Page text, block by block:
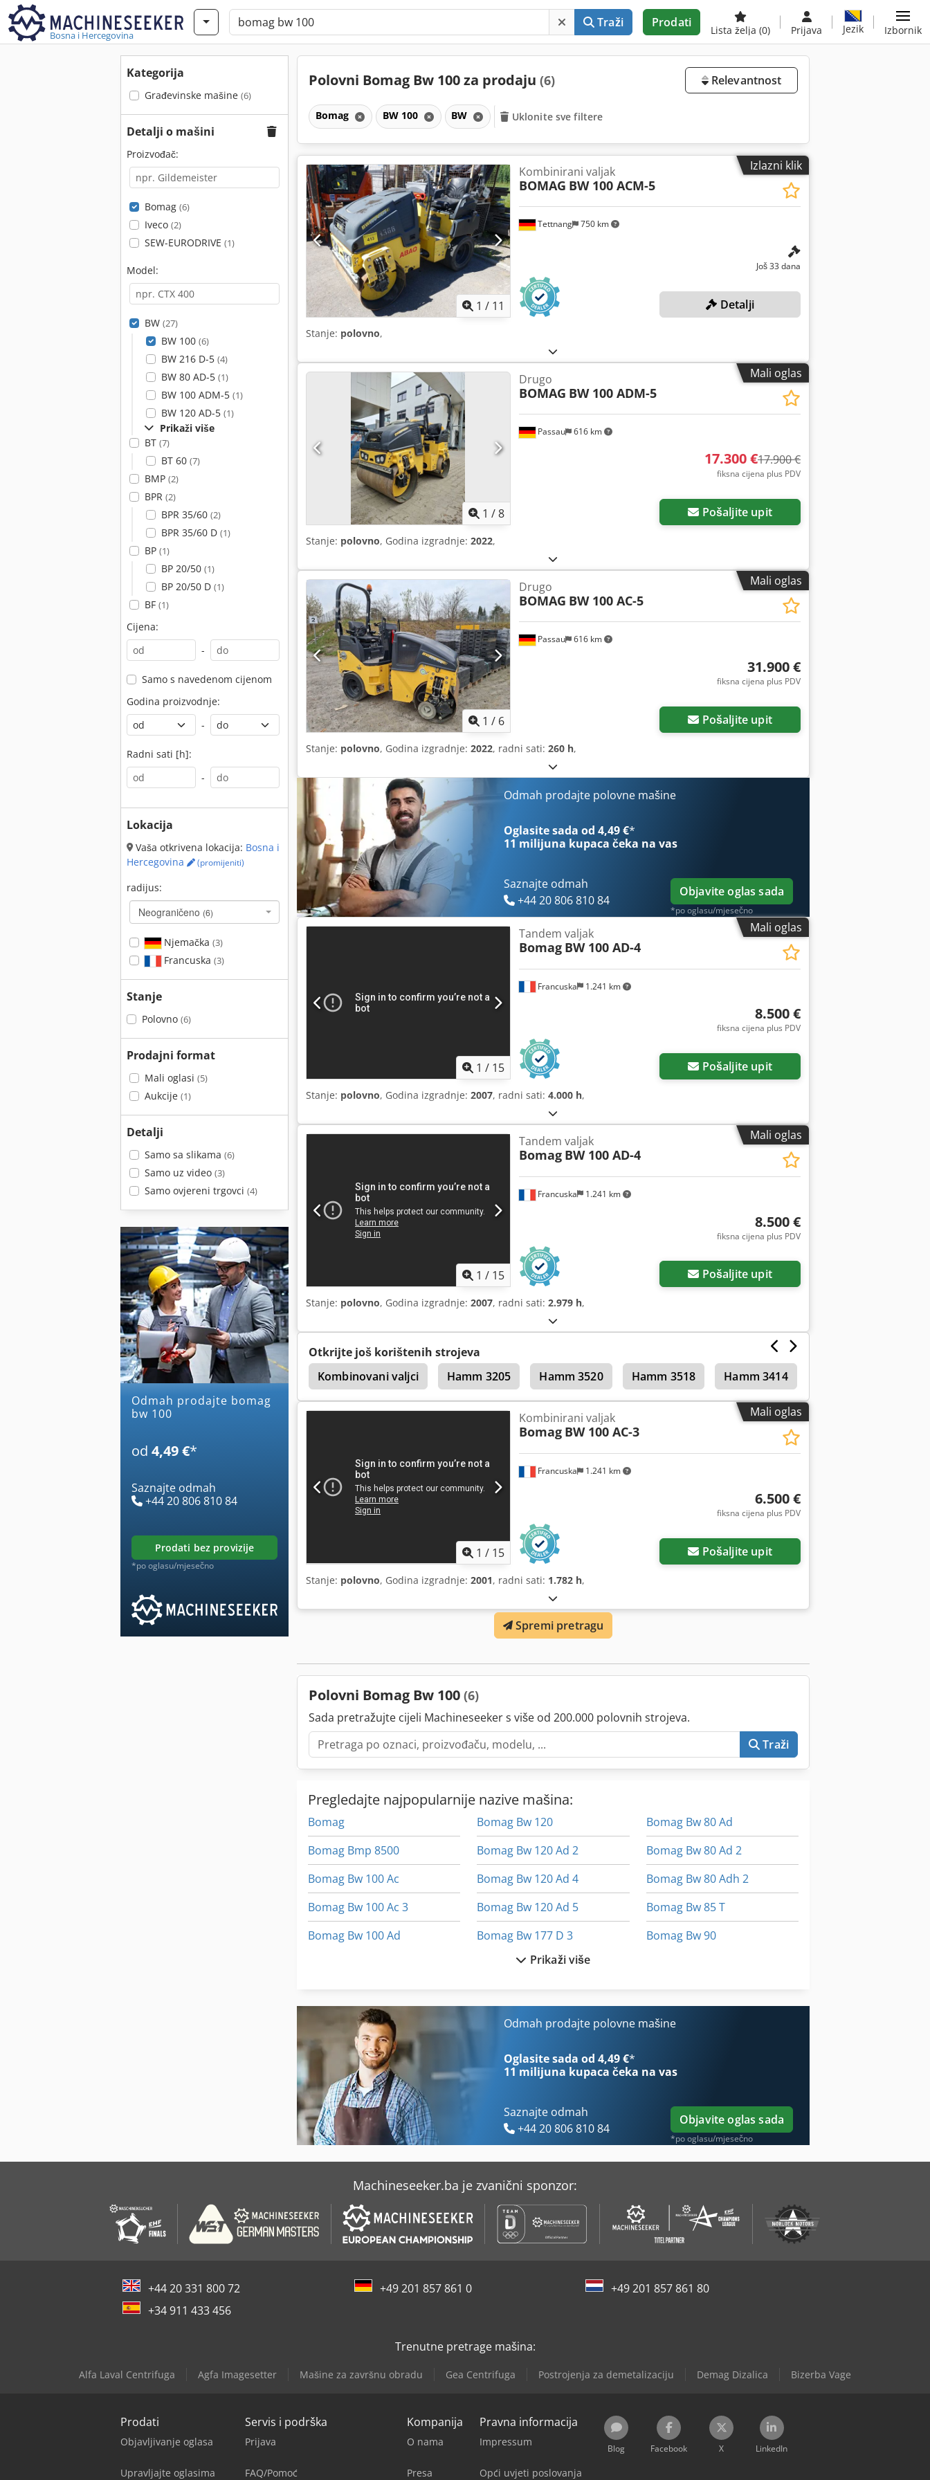
Bosna i Hercegovina
Traži Prodati
Lista želja (0) Prijava Jezik Izbornik
Kategorija
Građevinske mašine (6)
Detalji o mašini
Proizvođač:
Bomag (6)
Iveco (2)
SEW-EURODRIVE (1)
Model:
BW (27)
BW 100 (6)
BW 216 D-5 (4)
BW 80 AD-5 (1)
BW 100 ADM-5 (1)
BW 120 AD-5 (1)
Prikaži više
BT (7)
BT 60 (7)
BMP (2)
BPR (2)
BPR 35/60 (2)
BPR 35/60 D (1)
BP (1)
BP 20/50 (1)
BP 20/50 D (1)
BF (1)
Cijena:
-
Samo s navedenom cijenom
Godina proizvodnje:
-
Radni sati [h]:
-
Lokacija
Vaša otkrivena lokacija: Bosna i
Hercegovina
(promijeniti)
radijus:
Neograničeno (6)
Njemačka (3)
Francuska (3)
Stanje
Polovno (6)
Prodajni format
Mali oglasi (5)
Aukcije (1)
Detalji
Samo sa slikama (6)
Samo uz video (3)
Samo ovjereni trgovci (4)
Odmah prodajte bomag
bw 100
od 4,49 €*
Saznajte odmah
+44 20 806 810 84
prodati bez provizije
*po oglasu/mjesečno
Polovni Bomag Bw 100 za prodaju (6) Relevantnost
Bomag BW 100 BW Uklonite sve filtere
Izlazni klik
1 / 11
Tettnang 750 km
Kombinirani valjak
BOMAG BW 100 ACM-5
Još 33 dana
Detalji
Stanje: polovno,
Mali oglas
1 /8
Passau 616 km
Drugo
BOMAG BW 100 ADM-5
17.300 €17.900 €
fiksna cijena plus PDV
Pošaljite upit
Stanje: polovno, Godina izgradnje: 2022,
Mali oglas
1 / 6
Passau 616 km
Drugo
BOMAG BW 100 AC-5
31.900 €
fiksna cijena plus PDV
Pošaljite upit
Stanje: polovno, Godina izgradnje: 2022, radni sati: 260 h,
Odmah prodajte polovne mašine
Oglasite sada od 4,49 €*
11 milijuna kupaca čeka na vas
Saznajte odmah
+44 20 806 810 84
Objavite oglas sada
*po oglasu/mjesečno
Mali oglas
1 / 15
Francuska 1.241 km
Tandem valjak
Bomag BW 100 AD-4
8.500 €
fiksna cijena plus PDV
Pošaljite upit
Stanje: polovno, Godina izgradnje: 2007, radni sati: 4.000 h,
Mali oglas
1 / 15
Francuska 1.241 km
Tandem valjak
Bomag BW 100 AD-4
8.500 €
fiksna cijena plus PDV
Pošaljite upit
Stanje: polovno, Godina izgradnje: 2007, radni sati: 2.979 h,
Otkrijte još korištenih strojeva
Kombinovani valjci
Hamm 3205 Hamm 3520 Hamm 3518 Hamm 3414
Hamm 3518 Hamm 3414
Mali oglas
1 / 15
Francuska 1.241 km
Kombinirani valjak
Bomag BW 100 AC-3
6.500 €
fiksna cijena plus PDV
Pošaljite upit
Stanje: polovno, Godina izgradnje: 2001, radni sati: 1.782 h,
Spremi pretragu
Polovni Bomag Bw 100 (6)
Sada pretražujte cijeli Machineseeker s više od 200.000 polovnih strojeva.
Traži
Pregledajte najpopularnije nazive mašina:
Bomag
Bomag Bmp 8500
Bomag Bw 100 Ac
Bomag Bw 100 Ac 3
Bomag Bw 100 Ad
Bomag Bw 100 Ad 4
Bomag Bw 100 Adm 2
Bomag Bw 120
Bomag Bw 120 Ad 2
Bomag Bw 120 Ad 4
Bomag Bw 120 Ad 5
Bomag Bw 177 D 3
Bomag Bw 177 D 4
Bomag Bw 75 S
Bomag Bw 80 Ad
Bomag Bw 80 Ad 2
Bomag Bw 80 Adh 2
Bomag Bw 85 T
Bomag Bw 90
Prikaži više
Odmah prodajte polovne mašine
Oglasite sada od 4,49 €*
11 milijuna kupaca čeka na vas
Saznajte odmah
+44 20 806 810 84
Objavite oglas sada
*po oglasu/mjesečno
Machineseeker.ba je zvanični sponzor:
+44 20 331 800 72 +49 201 857 861 0
+49 201 857 861 80
+34 911 433 456
Trenutne pretrage mašina:
Alfa Laval Centrifuga Agfa Imagesetter Mašine za završnu obradu Gea Centrifuga Postrojenja za demetalizaciju Demag Dizalica Bizerba Vage
Prodati
Objavljivanje oglasa
Upravljajte oglasima
Servis i podrška
Prijava
FAQ/Pomoć
Kompanija
O nama
Presa
Pravna informacija
Impressum
Opći uvjeti poslovanja
Blog Facebook X LinkedIn